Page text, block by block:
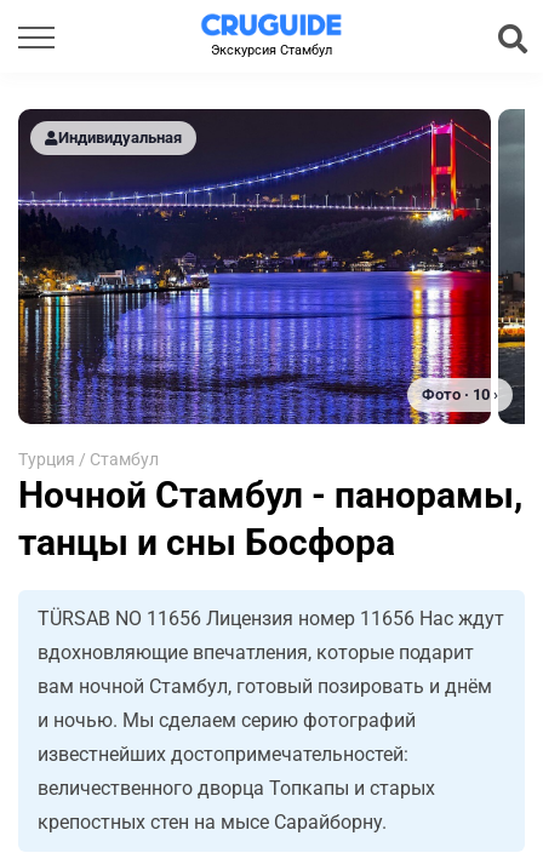
Экскурсия Стамбул
Индивидуальная
Фото · 10 ›
Турция / Стамбул
Ночной Стамбул - панорамы,
танцы и сны Босфора
TÜRSAB NO 11656 Лицензия номер 11656 Нас ждут
вдохновляющие впечатления, которые подарит
вам ночной Стамбул, готовый позировать и днём
и ночью. Мы сделаем серию фотографий
известнейших достопримечательностей:
величественного дворца Топкапы и старых
крепостных стен на мысе Сарайборну.